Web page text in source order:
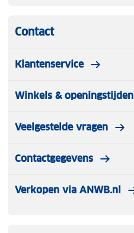
Contact
Klantenservice
Winkels & openingstijden
Veelgestelde vragen
Contactgegevens
Verkopen via ANWB.nl